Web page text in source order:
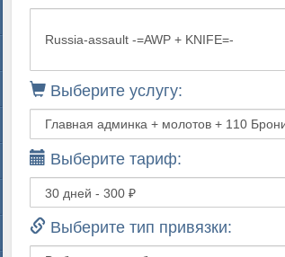
Выберите услугу:
Выберите тариф:
Выберите тип привязки: